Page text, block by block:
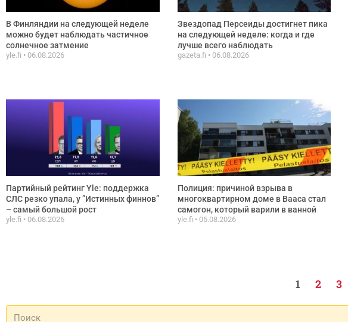
В Финляндии на следующей неделе
можно будет наблюдать частичное
солнечное затмение
yle.fi 06.08.2026
Звездопад Персеиды достигнет пика
на следующей неделе: когда и где
лучше всего наблюдать
gazeta.fi 06.08.2026
Партийный рейтинг Yle: поддержка
СЛС резко упала, у ”Истинных финнов”
– самый большой рост
yle.fi 06.08.2026
Полиция: причиной взрыва в
многоквартирном доме в Вааса стал
самогон, который варили в ванной
yle.fi 05.08.2026
1 2 3